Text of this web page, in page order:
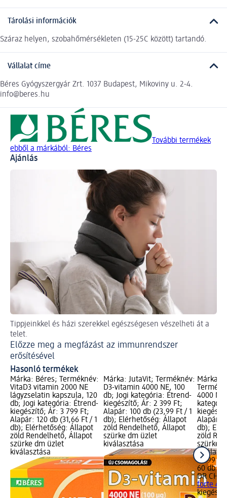
Tárolási információk
Száraz helyen, szobahőmérsékleten (15-25C között) tartandó.
Vállalat címe
Béres Gyógyszergyár Zrt. 1037 Budapest, Mikoviny u. 2-4.
info@beres.hu
További termékek
ebből a márkából: Béres
Ajánlás
Tippjeinkkel és házi szerekkel egészségesen vészelheti át a
telet.
Előzze meg a megfázást az immunrendszer
erősítésével
Hasonló termékek
Márka: Béres; Terméknév:
VitaD3 vitamin 2000 NE
lágyzselatin kapszula, 120
db; Jogi kategória: Étrend-
kiegészítő; Ár: 3 799 Ft;
Alapár: 120 db (31,66 Ft / 1
db); Elérhetőség: Állapot
zöld Rendelhető, Állapot
szürke dm üzlet
kiválasztása
Márka: JutaVit; Terméknév:
D3-vitamin 4000 NE, 100
db; Jogi kategória: Étrend-
kiegészítő; Ár: 2 399 Ft;
Alapár: 100 db (23,99 Ft / 1
db); Elérhetőség: Állapot
zöld Rendelhető, Állapot
szürke dm üzlet
kiválasztása
Márka:
4000
Alapár:
db);
zöld
szürke
2 499 Ft
60 db
DR
forte